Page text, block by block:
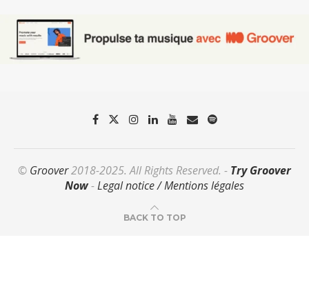
© Groover2018-2025. All Rights Reserved. - Try Groover
Now-Legal notice / Mentions légales
BACK TO TOP